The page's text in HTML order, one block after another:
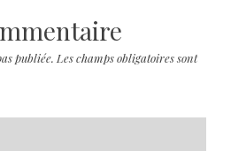
publiée. Les champs obligatoires sont